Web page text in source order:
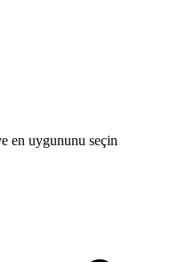
en uygununu seçin